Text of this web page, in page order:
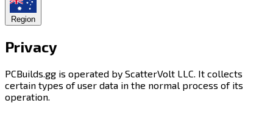
Region
Privacy​​​​‌ ‍ ​‍​‍‌‍ ‌ ​‍‌‍‍‌‌‍‌ ‌‍‍‌‌‍ ‍​‍​‍​ ‍‍​‍​‍‌ ​ ‌‍​‌‌‍ ‍‌‍‍‌‌ ‌​‌ ‍‌​‍ ‍‌‍‍‌‌‍ ​‍​‍​‍ ​​‍​‍‌‍‍​‌ ​‍‌‍‌‌‌‍‌‍​‍​‍​ ‍‍​‍​‍​‍ ‌‍​‌‌‍‌​‌‍ ‌‌‍‍‌‌‍ ‍​‍ ‌‍‍‌‌‍ ‍‌ ‌​‌‍‌‌‌‍ ‍‌ ‌​​‍ ‌‍‌‌‌‍‌​‌‍‍‌‌ ‌​​‍ ‌‍ ‌‌‍ ‌‍‌​‌‍‌‌​ ‌‌ ​​‌ ​‍‌‍‌‌‌ ​ ‌‍‌‌‌‍ ‍‌ ‌​‌‍​‌‌ ‌​‌‍‍‌‌‍ ‌‍ ‍​ ‍ ‌‍‍‌‌‍‌​​ ‌‌‍​ ‌‍​ ‌‍‌‌​ ‍‌​ ​‍​ ​‍​ ​ ‌‍​ ​‍ ‌​ ‌​‌‍​‍​ ​‍​ ‌‌​‍ ‌​ ‌​‌‍​ ‌‍‌‍​ ‌‍​‍ ‌​ ‍‌​ ​ ​ ​‌‌‍‌‌​‍ ‌​ ‍​​ ​‌​ ​‌‌‍‌‌​ ​​​ ‍​‌‍‌‍​ ​ ‌‍‌‌‌‍​‍​ ‍‌​ ​ ​ ‍ ‌ ‌​‌ ‍‌‌ ​​‌‍‌‌​ ‌‌ ​​‌‍​‌‌‍‌ ‌‍‌‌​ ‍ ‌ ​​‌‍​‌‌ ‌​‌‍‍​​ ‌‌‍ ‍‌‍​‌‌‍ ‌‌‍‌‌​ ‌‍​‍‌‍​‌‌ ​ ‌‍‌‌‌‌‌‌‌ ​‍‌‍ ​​ ‌​‍‌‌​ ​‍‌​‌‍‌‍​‌‌‍‌​‌‍ ‌‌‍‍‌‌‍ ‍​‍‌‍‌‍‍‌‌‍‌​​ ‌‌‍​ ‌‍​ ‌‍‌‌​ ‍‌​ ​‍​ ​‍​ ​ ‌‍​ ​‍ ‌​ ‌​‌‍​‍​ ​‍​ ‌‌​‍ ‌​ ‌​‌‍​ ‌‍‌‍​ ‌‍​‍ ‌​ ‍‌​ ​ ​ ​‌‌‍‌‌​‍ ‌​ ‍​​ ​‌​ ​‌‌‍‌‌​ ​​​ ‍​‌‍‌‍​ ​ ‌‍‌‌‌‍​‍​ ‍‌​ ​ ​‍‌‍‌ ‌​‌ ‍‌‌ ​​‌‍‌‌​ ‌‌ ​​‌‍​‌‌‍‌ ‌‍‌‌​‍‌‍‌ ​​‌‍​‌‌ ‌​‌‍‍​​ ‌‌‍ ‍‌‍​‌‌‍ ‌‌‍‌‌​‍‌‍‌ ​​‌‍‌‌‌ ​‍‌ ​ ‌ ​​‌‍‌‌‌‍​ ‌ ‌​‌‍‍‌‌ ‌‍‌‍‌‌​ ‌‌ ​​‌ ‌‌‌‍​‍‌‍ ​‌‍‍‌‌ ​ ‌‍‍​‌‍‌‌‌‍‌​​‍​‍‌ ‌
PCBuilds.gg is operated by ScatterVolt LLC. It collects
certain types of user data in the normal process of its
operation.​​​​‌ ‍ ​‍​‍‌‍ ‌ ​‍‌‍‍‌‌‍‌ ‌‍‍‌‌‍ ‍​‍​‍​ ‍‍​‍​‍‌ ​ ‌‍​‌‌‍ ‍‌‍‍‌‌ ‌​‌ ‍‌​‍ ‍‌‍‍‌‌‍ ​‍​‍​‍ ​​‍​‍‌‍‍​‌ ​‍‌‍‌‌‌‍‌‍​‍​‍​ ‍‍​‍​‍​‍ ‌‍​‌‌‍‌​‌‍ ‌‌‍‍‌‌‍ ‍​‍ ‌‍‍‌‌‍ ‍‌ ‌​‌‍‌‌‌‍ ‍‌ ‌​​‍ ‌‍‌‌‌‍‌​‌‍‍‌‌ ‌​​‍ ‌‍ ‌‌‍ ‌‍‌​‌‍‌‌​ ‌‌ ​​‌ ​‍‌‍‌‌‌ ​ ‌‍‌‌‌‍ ‍‌ ‌​‌‍​‌‌ ‌​‌‍‍‌‌‍ ‌‍ ‍​ ‍ ‌‍‍‌‌‍‌​​ ‌‌‍​ ‌‍​ ‌‍‌‌​ ‍‌​ ​‍​ ​‍​ ​ ‌‍​ ​‍ ‌​ ‌​‌‍​‍​ ​‍​ ‌‌​‍ ‌​ ‌​‌‍​ ‌‍‌‍​ ‌‍​‍ ‌​ ‍‌​ ​ ​ ​‌‌‍‌‌​‍ ‌​ ‍​​ ​‌​ ​‌‌‍‌‌​ ​​​ ‍​‌‍‌‍​ ​ ‌‍‌‌‌‍​‍​ ‍‌​ ​ ​ ‍ ‌ ‌​‌ ‍‌‌ ​​‌‍‌‌​ ‌‌ ​​‌‍​‌‌‍‌ ‌‍‌‌​ ‍ ‌ ​​‌‍​‌‌ ‌​‌‍‍​​ ‌‌‍​ ‌‍ ‌‍ ‍‌ ‌​‌‍‌‌‌‍ ‍‌ ‌​​‍‌‌​ ‌‌‌​​‍‌‌ ‌‍‍ ‌‍‌‌‌ ‍‌​‍‌‌​ ​ ‌​‌​​‍‌‌​ ​ ‌​‌​​‍‌‌​ ​‍​ ​‍‌‍‌‍​ ‍​​ ‌‍​ ‌ ​ ‌​​ ‌‍​ ‌​​ ‍​​ ‌‍​ ​​​ ​‍​ ​‍​‍‌‌​ ​‍​ ​‍​‍‌‌​ ‌‌‌​‌​​‍ ‍‌‍​ ‌‍‍​‌‍‍‌‌‍ ​‌‍‌​‌ ​‍‌‍‌‌‌‍ ‍​‍‌‌​ ‌‌‌​​‍‌‌ ‌‍‍ ‌‍‌‌‌ ‍‌​‍‌‌​ ​ ‌​‌​​‍‌‌​ ​ ‌​‌​​‍‌‌​ ​‍​ ​‍​ ​‌‌‍​‍​ ‌​​ ‍‌​ ‍‌​ ‌ ‌‍‌​​ ‌‍‌‍‌​‌‍‌​​ ‌‍​ ‌ ​‍‌‌​ ​‍​ ​‍​‍‌‌​ ‌‌‌​‌​​‍ ‍‌ ‌​‌‍‌‌‌ ‍​‌ ‌​​ ‌‍​‍‌‍​‌‌ ​ ‌‍‌‌‌‌‌‌‌ ​‍‌‍ ​​ ‌​‍‌‌​ ​‍‌​‌‍‌‍​‌‌‍‌​‌‍ ‌‌‍‍‌‌‍ ‍​‍‌‍‌‍‍‌‌‍‌​​ ‌‌‍​ ‌‍​ ‌‍‌‌​ ‍‌​ ​‍​ ​‍​ ​ ‌‍​ ​‍ ‌​ ‌​‌‍​‍​ ​‍​ ‌‌​‍ ‌​ ‌​‌‍​ ‌‍‌‍​ ‌‍​‍ ‌​ ‍‌​ ​ ​ ​‌‌‍‌‌​‍ ‌​ ‍​​ ​‌​ ​‌‌‍‌‌​ ​​​ ‍​‌‍‌‍​ ​ ‌‍‌‌‌‍​‍​ ‍‌​ ​ ​‍‌‍‌ ‌​‌ ‍‌‌ ​​‌‍‌‌​ ‌‌ ​​‌‍​‌‌‍‌ ‌‍‌‌​‍‌‍‌ ​​‌‍​‌‌ ‌​‌‍‍​​ ‌‌‍​ ‌‍ ‌‍ ‍‌ ‌​‌‍‌‌‌‍ ‍‌ ‌​​‍‌‌​ ‌‌‌​​‍‌‌ ‌‍‍ ‌‍‌‌‌ ‍‌​‍‌‌​ ​ ‌​‌​​‍‌‌​ ​ ‌​‌​​‍‌‌​ ​‍​ ​‍‌‍‌‍​ ‍​​ ‌‍​ ‌ ​ ‌​​ ‌‍​ ‌​​ ‍​​ ‌‍​ ​​​ ​‍​ ​‍​‍‌‌​ ​‍​ ​‍​‍‌‌​ ‌‌‌​‌​​‍ ‍‌‍​ ‌‍‍​‌‍‍‌‌‍ ​‌‍‌​‌ ​‍‌‍‌‌‌‍ ‍​‍‌‌​ ‌‌‌​​‍‌‌ ‌‍‍ ‌‍‌‌‌ ‍‌​‍‌‌​ ​ ‌​‌​​‍‌‌​ ​ ‌​‌​​‍‌‌​ ​‍​ ​‍​ ​‌‌‍​‍​ ‌​​ ‍‌​ ‍‌​ ‌ ‌‍‌​​ ‌‍‌‍‌​‌‍‌​​ ‌‍​ ‌ ​‍‌‌​ ​‍​ ​‍​‍‌‌​ ‌‌‌​‌​​‍ ‍‌ ‌​‌‍‌‌‌ ‍​‌ ‌​​‍‌‍‌ ​​‌‍‌‌‌ ​‍‌ ​ ‌ ​​‌‍‌‌‌‍​ ‌ ‌​‌‍‍‌‌ ‌‍‌‍‌‌​ ‌‌ ​​‌ ‌‌‌‍​‍‌‍ ​‌‍‍‌‌ ​ ‌‍‍​‌‍‌‌‌‍‌​​‍​‍‌ ‌